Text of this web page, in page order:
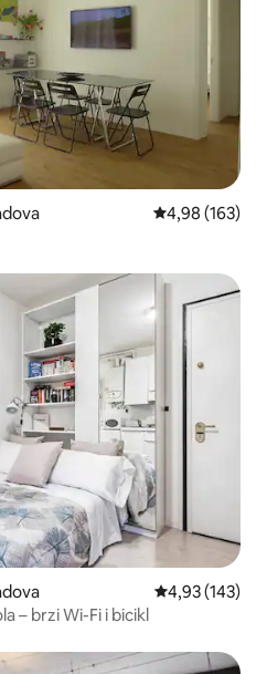
prosječna
4,98 (163)
prosječna
4,93 (143)
– brzi Wi-Fi i bicikl